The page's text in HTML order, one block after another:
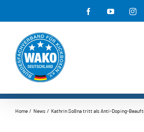
Inhalt
springen
FacebookYouTube
Home News Kathrin Soßna tritt als Anti-Doping-